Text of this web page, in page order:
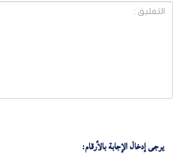
يرجى إدخال الإجابة بالأرقام: